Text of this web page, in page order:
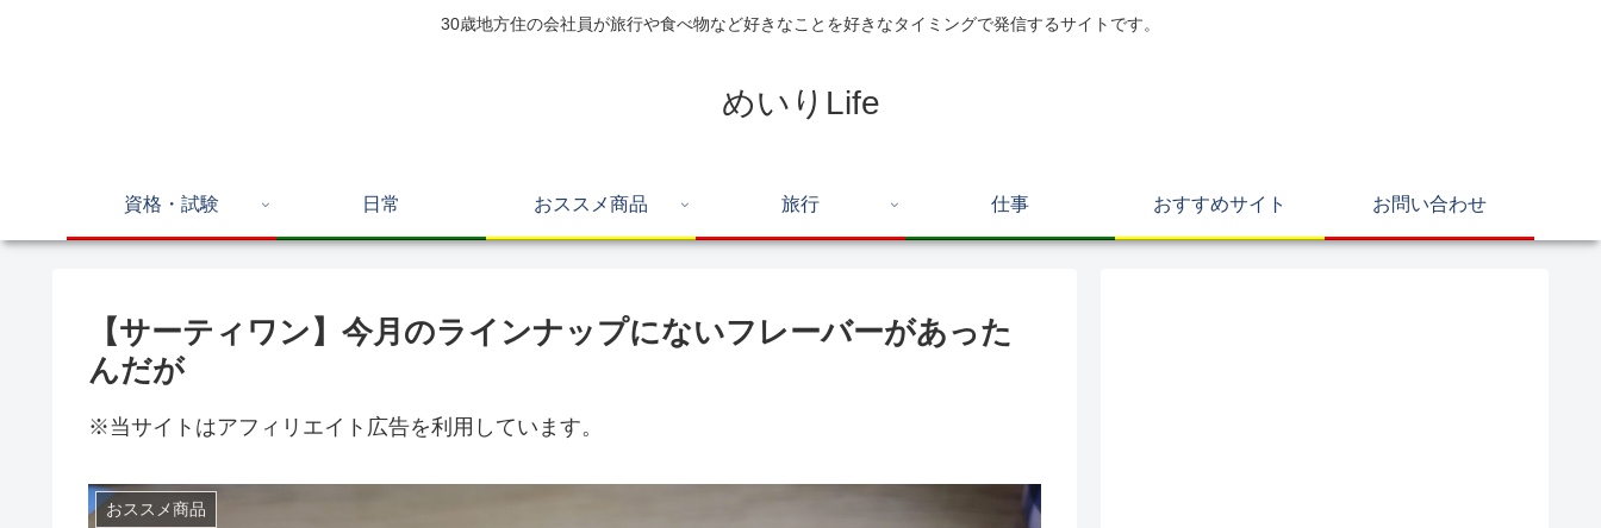
30歳地方住の会社員が旅行や食べ物など好きなことを好きなタイミングで発信するサイトです。
めいりLife
資格・試験 日常 おススメ商品 旅行 仕事 おすすめサイト お問い合わせ
【サーティワン】今月のラインナップにないフレーバーがあった
んだが
※当サイトはアフィリエイト広告を利用しています。
おススメ商品